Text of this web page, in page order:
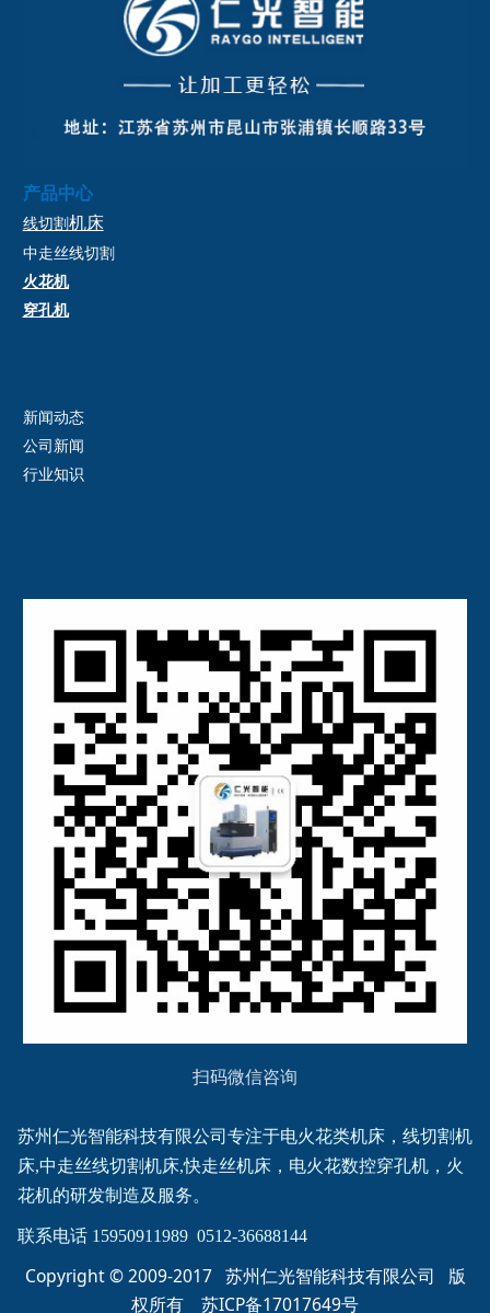
产品中心
线切割 机床
中走丝线切割
火花机
穿孔机
新闻动态
公司新闻
行业知识
扫码微信咨询
苏州仁光智能科技有限公司专注于电火花类机床，线切割机
床,中走丝线切割机床,快走丝机床，电火花数控穿孔机，火
花机的研发制造及服务。
联系电话 15950911989  0512-36688144
Copyright © 2009-2017 苏州仁光智能科技有限公司 版
权所有 苏ICP备17017649号